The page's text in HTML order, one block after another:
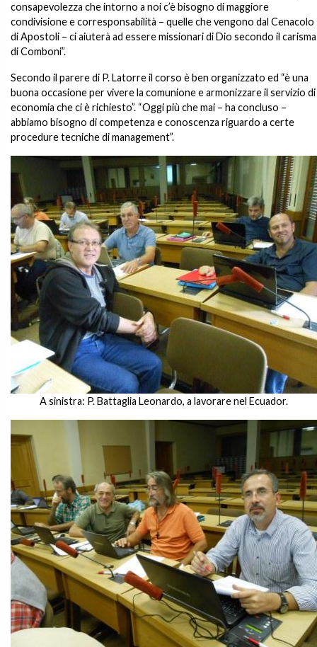
consapevolezza che intorno a noi c’è bisogno di maggiore
condivisione e corresponsabilità – quelle che vengono dal Cenacolo
di Apostoli – ci aiuterà ad essere missionari di Dio secondo il carisma
di Comboni”.
Secondo il parere di P. Latorre il corso è ben organizzato ed “è una
buona occasione per vivere la comunione e armonizzare il servizio di
economia che ci è richiesto”. “Oggi più che mai – ha concluso –
abbiamo bisogno di competenza e conoscenza riguardo a certe
procedure tecniche di management”.
A sinistra: P. Battaglia Leonardo, a lavorare nel Ecuador.